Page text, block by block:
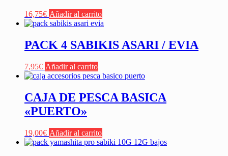
16,75€ Añadir al carrito
PACK 4 SABIKIS ASARI / EVIA
7,95€ Añadir al carrito
CAJA DE PESCA BASICA
«PUERTO»
19,00€ Añadir al carrito